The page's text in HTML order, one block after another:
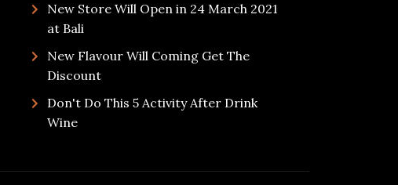
New Store Will Open in 24 March 2021
at Bali
New Flavour Will Coming Get The
Discount
Don't Do This 5 Activity After Drink
Wine